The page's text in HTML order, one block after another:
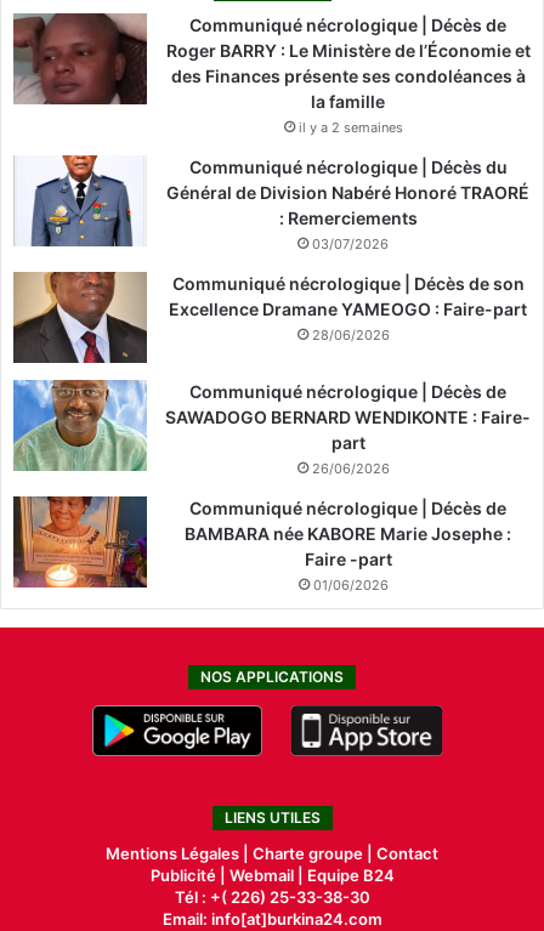
Communiqué nécrologique | Décès de
Roger BARRY : Le Ministère de l’Économie et
des Finances présente ses condoléances à
la famille
il y a 2 semaines
Communiqué nécrologique | Décès du
Général de Division Nabéré Honoré TRAORÉ
: Remerciements
03/07/2026
Communiqué nécrologique | Décès de son
Excellence Dramane YAMEOGO : Faire-part
28/06/2026
Communiqué nécrologique | Décès de
SAWADOGO BERNARD WENDIKONTE : Faire-
part
26/06/2026
Communiqué nécrologique | Décès de
BAMBARA née KABORE Marie Josephe :
Faire -part
01/06/2026
NOS APPLICATIONS
LIENS UTILES
Mentions Légales | Charte groupe | Contact
Publicité| Webmail |
Equipe B24
Tél : +( 226) 25-33-38-30
Email: info[at]burkina24.com